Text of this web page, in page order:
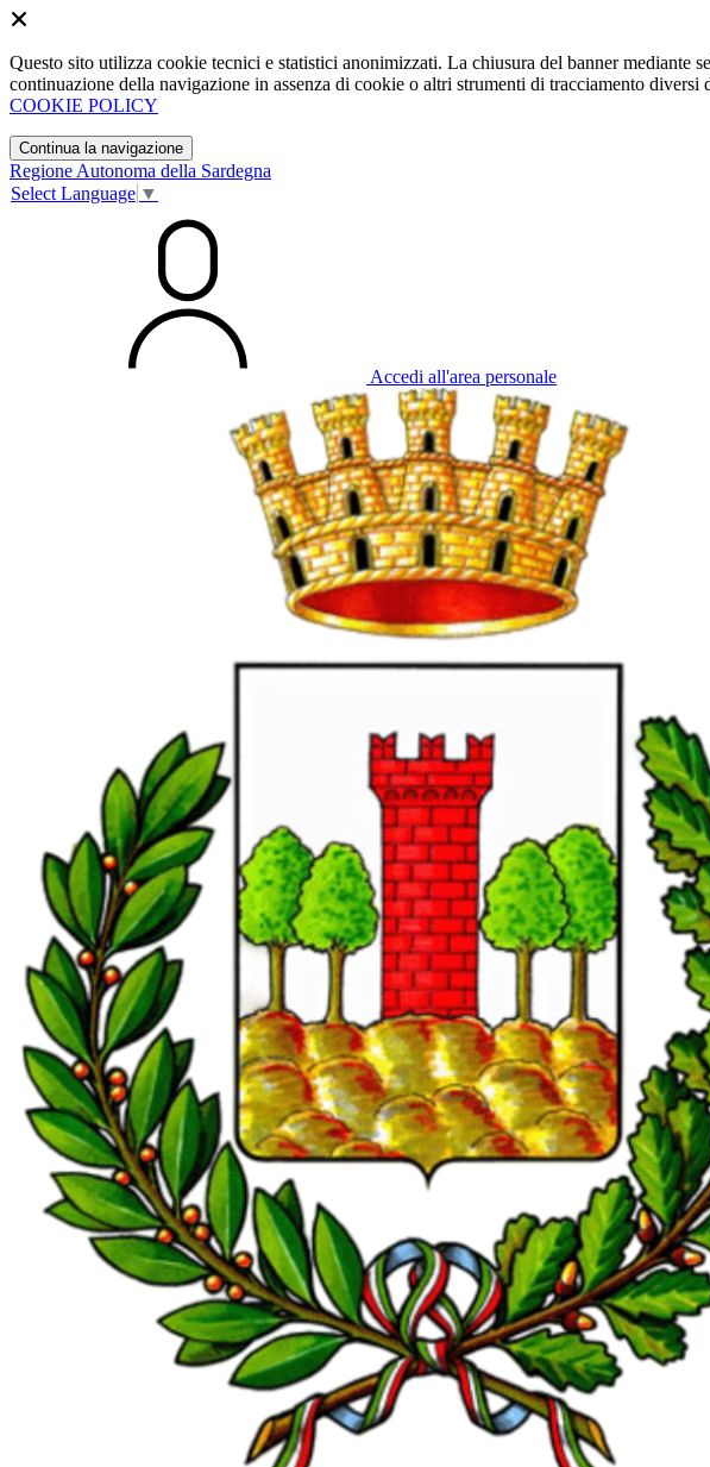
Questo sito utilizza cookie tecnici e statistici anonimizzati. La chiusura del banner
continuazione della navigazione in assenza di cookie o altri strumenti di tracciamento diversi
COOKIE POLICY
Continua la navigazione
Regione Autonoma della Sardegna
Select Language ▼
Accedi all'area personale